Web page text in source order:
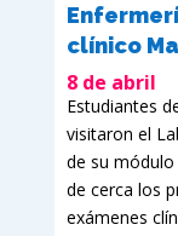
clínico
8 de abril
Estudiantes
visitaron el
de su
de cerca los
exámenes